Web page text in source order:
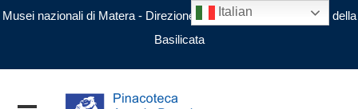
Musei nazionali di Matera - Direzione regionale Musei nazionali della
Basilicata
Italian